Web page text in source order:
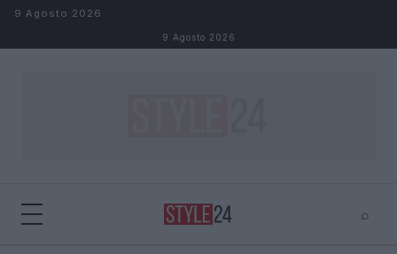
Salta al contenuto
9 Agosto 2026
9 Agosto 2026
⌕